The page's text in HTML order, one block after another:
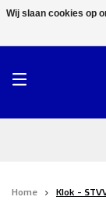
STVV
Home Klok -
Wij slaan cookies op